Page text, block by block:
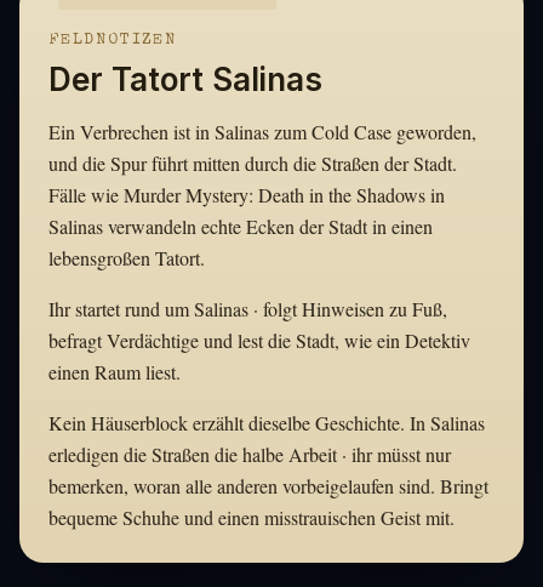
FELDNOTIZEN
Der Tatort Salinas
Ein Verbrechen ist in Salinas zum Cold Case geworden,
und die Spur führt mitten durch die Straßen der Stadt.
Fälle wie Murder Mystery: Death in the Shadows in
Salinas verwandeln echte Ecken der Stadt in einen
lebensgroßen Tatort.
Ihr startet rund um Salinas · folgt Hinweisen zu Fuß,
befragt Verdächtige und lest die Stadt, wie ein Detektiv
einen Raum liest.
Kein Häuserblock erzählt dieselbe Geschichte. In Salinas
erledigen die Straßen die halbe Arbeit · ihr müsst nur
bemerken, woran alle anderen vorbeigelaufen sind. Bringt
bequeme Schuhe und einen misstrauischen Geist mit.